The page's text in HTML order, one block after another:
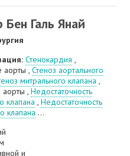
Галь Янай
Стенокардия ,
аорты ,Стеноз аортального
митрального клапана ,
аорты ,Недостаточность
клапана ,Недостаточность
клапана ...
и